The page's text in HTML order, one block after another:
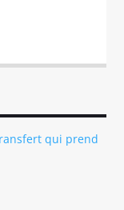
qui prend